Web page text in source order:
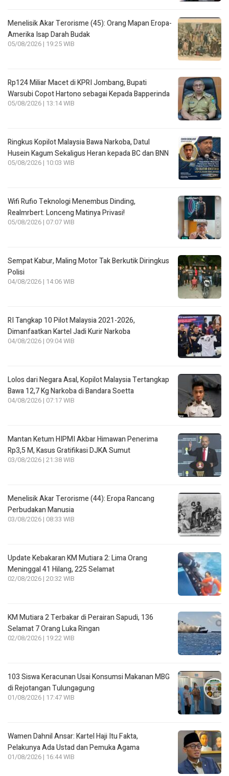
Menelisik Akar Terorisme (45): Orang Mapan Eropa-
Amerika Isap Darah Budak
05/08/2026 | 19:25 WIB
Rp124 Miliar Macet di KPRI Jombang, Bupati
Warsubi Copot Hartono sebagai Kepada Bapperinda
05/08/2026 | 13:14 WIB
Ringkus Kopilot Malaysia Bawa Narkoba, Datul
Husein Kagum Sekaligus Heran kepada BC dan BNN
05/08/2026 | 10:03 WIB
Wifi Rufio Teknologi Menembus Dinding,
Realmrbert: Lonceng Matinya Privasi!
05/08/2026 | 07:07 WIB
Sempat Kabur, Maling Motor Tak Berkutik Diringkus
Polisi
04/08/2026 | 14:06 WIB
RI Tangkap 10 Pilot Malaysia 2021-2026,
Dimanfaatkan Kartel Jadi Kurir Narkoba
04/08/2026 | 09:04 WIB
Lolos dari Negara Asal, Kopilot Malaysia Tertangkap
Bawa 12,7 Kg Narkoba di Bandara Soetta
04/08/2026 | 07:17 WIB
Mantan Ketum HIPMI Akbar Himawan Penerima
Rp3,5 M, Kasus Gratifikasi DJKA Sumut
03/08/2026 | 21:38 WIB
Menelisik Akar Terorisme (44): Eropa Rancang
Perbudakan Manusia
03/08/2026 | 08:33 WIB
Update Kebakaran KM Mutiara 2: Lima Orang
Meninggal 41 Hilang, 225 Selamat
02/08/2026 | 20:32 WIB
KM Mutiara 2 Terbakar di Perairan Sapudi, 136
Selamat 7 Orang Luka Ringan
02/08/2026 | 19:22 WIB
103 Siswa Keracunan Usai Konsumsi Makanan MBG
di Rejotangan Tulungagung
01/08/2026 | 17:47 WIB
Wamen Dahnil Ansar: Kartel Haji Itu Fakta,
Pelakunya Ada Ustad dan Pemuka Agama
01/08/2026 | 16:44 WIB